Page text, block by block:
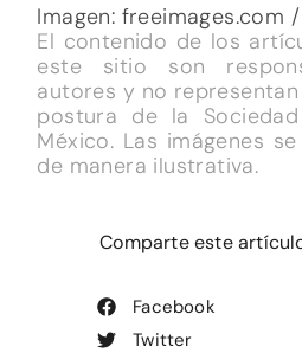
Imagen: freeimages.com
El contenido de los
este sitio son
autores y no
postura de la
México. Las imágenes
de manera ilustrativa.
Comparte este
Facebook
Twitter